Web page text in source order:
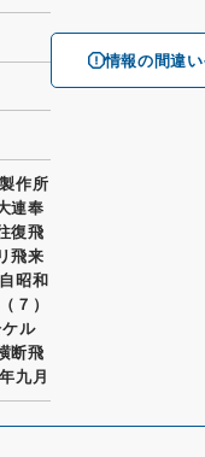
情報の間違
作所
連奉
復飛
飛来
昭和
７）
ル
断飛
九月